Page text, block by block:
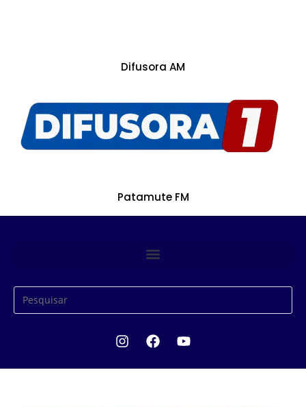
Difusora AM
Patamute FM